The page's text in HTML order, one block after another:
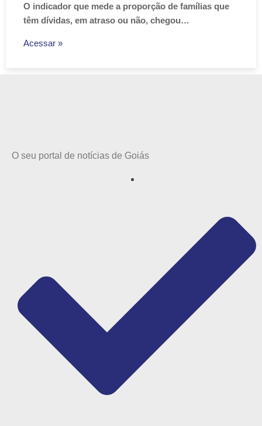
O indicador que mede a proporção de famílias que
têm dívidas, em atraso ou não, chegou…
Acessar »
O seu portal de notícias de Goiás